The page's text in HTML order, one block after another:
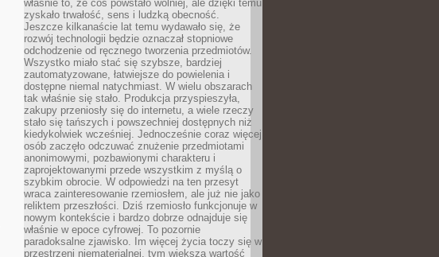
właśnie to, że coś powstało wolniej, ale dzięki temu
zyskało trwałość, sens i ludzką obecność.
Jeszcze kilkanaście lat temu wydawało się, że
rozwój technologii będzie oznaczał stopniowe
odchodzenie od ręcznego tworzenia przedmiotów.
Wszystko miało stać się szybsze, bardziej
zautomatyzowane, łatwiejsze do powielenia i
dostępne niemal natychmiast. W wielu obszarach
tak właśnie się stało. Produkcja przyspieszyła,
zakupy przeniosły się do internetu, a wiele rzeczy
stało się tańszych i powszechniej dostępnych niż
kiedykolwiek wcześniej. Jednocześnie coraz więcej
osób zaczęło odczuwać znużenie przedmiotami
anonimowymi, pozbawionymi charakteru i
zaprojektowanymi przede wszystkim z myślą o
szybkim obrocie. W odpowiedzi na ten przesyt
wraca zainteresowanie rzemiosłem, ale już nie jako
reliktem przeszłości. Dziś rzemiosło funkcjonuje w
nowym kontekście i bardzo dobrze odnajduje się
właśnie w epoce cyfrowej. To pozornie
paradoksalne zjawisko. Im więcej życia toczy się w
przestrzeni niematerialnej, tym większą wartość